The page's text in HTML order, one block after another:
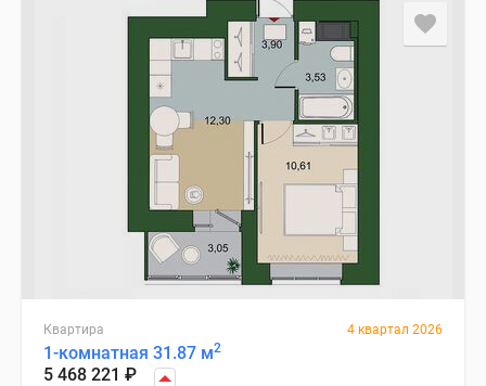
Квартира 4 квартал 2026
1-комнатная 31.87 м2
5 468 221 ₽